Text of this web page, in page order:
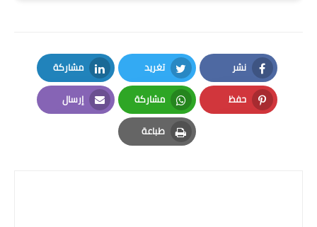
المرحلة المتوسطة
المرحلة الاعدادية
الجامعات
اخبار وقرارات وزارة التعليم
نشر
Facebook
تغريد
Twitter
مشاركة
LinkedIn
حفظ
Pinterest
مشاركة
Whatsapp
إرسال
Email
طباعة
Print